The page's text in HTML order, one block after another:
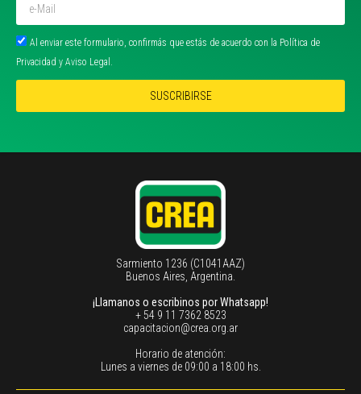
Al enviar este formulario, confirmás que estás de acuerdo con la Política de
Privacidad y Aviso Legal.
SUSCRIBIRSE
Sarmiento 1236 (C1041AAZ)
Buenos Aires, Argentina.
¡Llamanos o escribinos por Whatsapp!
+ 54 9 11 7362 8523
capacitacion@crea.org.ar
Horario de atención:
Lunes a viernes de 09:00 a 18:00 hs.